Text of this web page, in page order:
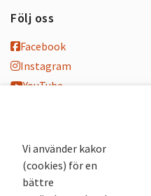
Följ oss
Facebook
Instagram
YouTube
Nyhetsbrev
Andra webbplatser
Vi använder kakor
(cookies) för en
bättre